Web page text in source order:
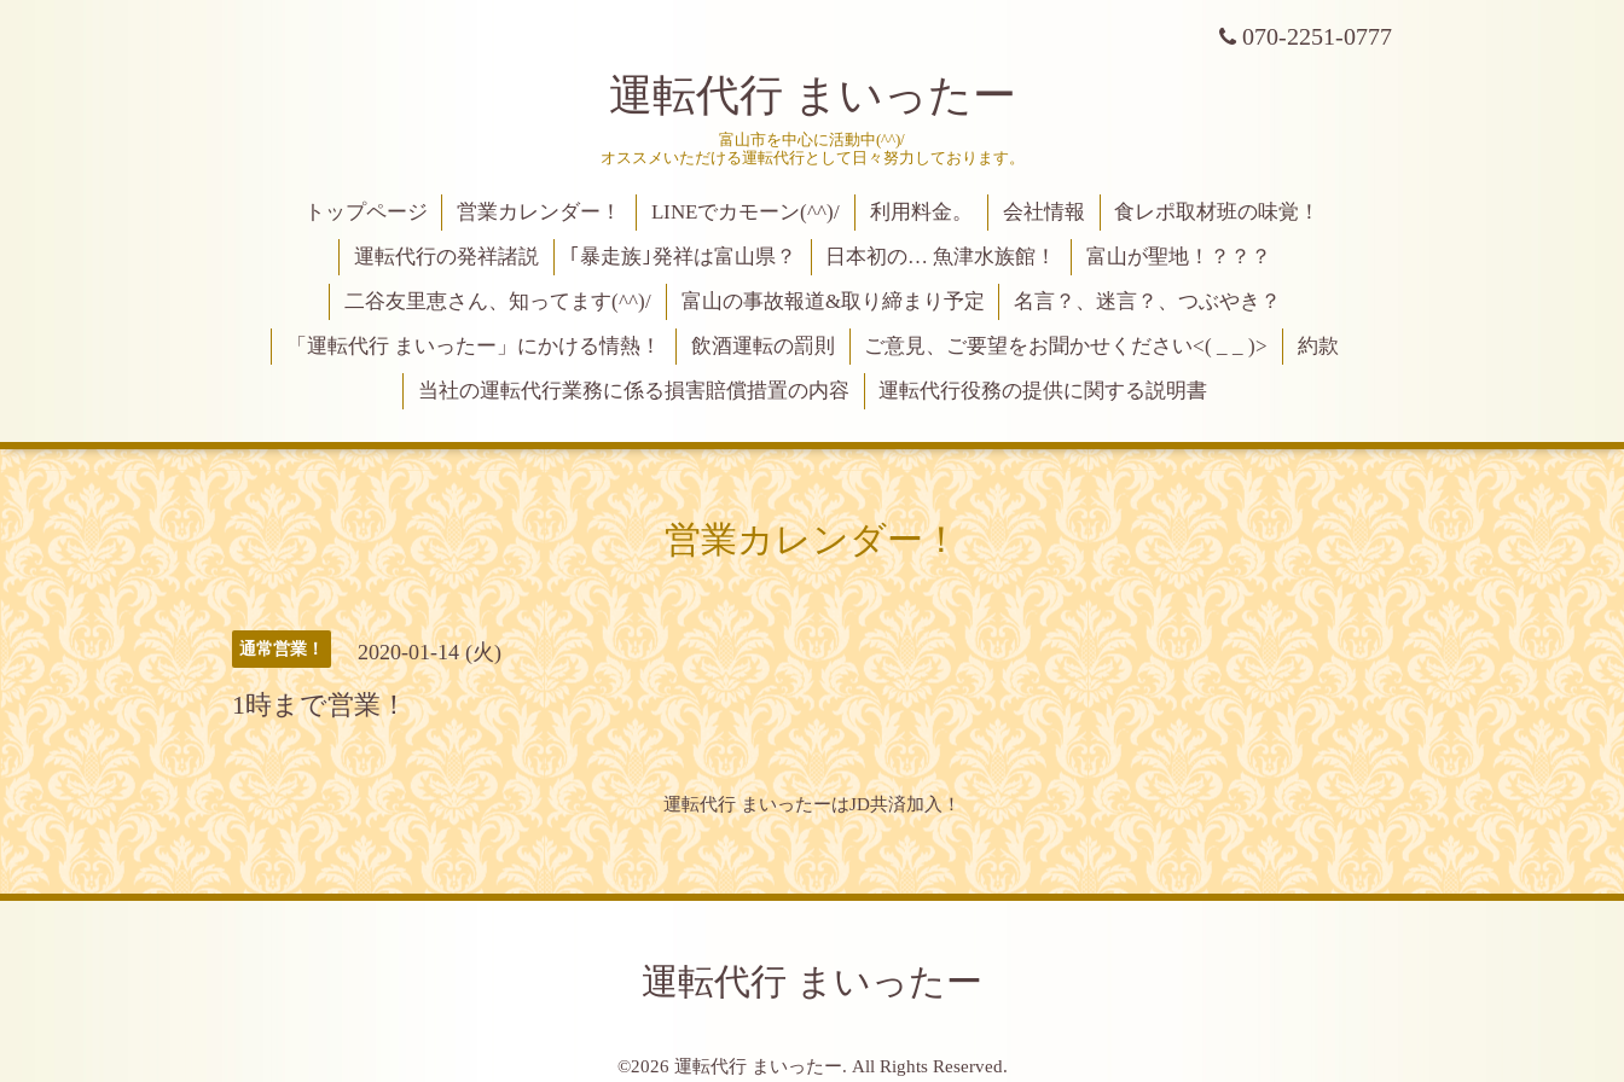
070-2251-0777
運転代行 まいったー
富山市を中心に活動中(^^)/
オススメいただける運転代行として日々努力しております。
トップページ 営業カレンダー！ LINEでカモーン(^^)/ 利用料金。 会社情報
食レポ取材班の味覚！
運転代行の発祥諸説
｢暴走族｣発祥は富山県？ 日本初の… 魚津水族館！
富山が聖地！？？？
二谷友里恵さん、知ってます(^^)/
富山の事故報道&取り締まり予定
名言？、迷言？、つぶやき？
「運転代行 まいったー」にかける情熱！
飲酒運転の罰則 ご意見、ご要望をお聞かせください<( _ _ )>
約款
当社の運転代行業務に係る損害賠償措置の内容
運転代行役務の提供に関する説明書
営業カレンダー！
通常営業！ 2020-01-14 (火)
1時まで営業！
運転代行 まいったーはJD共済加入！
運転代行 まいったー
©2026 運転代行 まいったー. All Rights Reserved.